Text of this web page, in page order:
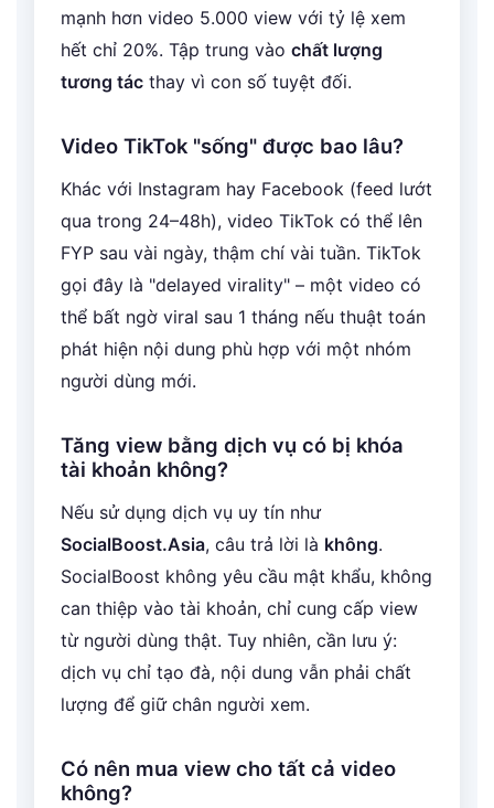
mạnh hơn video 5.000 view với tỷ lệ xem
hết chỉ 20%. Tập trung vào chất lượng
tương tác thay vì con số tuyệt đối.
Video TikTok "sống" được bao lâu?
Khác với Instagram hay Facebook (feed lướt
qua trong 24–48h), video TikTok có thể lên
FYP sau vài ngày, thậm chí vài tuần. TikTok
gọi đây là "delayed virality" – một video có
thể bất ngờ viral sau 1 tháng nếu thuật toán
phát hiện nội dung phù hợp với một nhóm
người dùng mới.
Tăng view bằng dịch vụ có bị khóa
tài khoản không?
Nếu sử dụng dịch vụ uy tín như
SocialBoost.Asia, câu trả lời là không.
SocialBoost không yêu cầu mật khẩu, không
can thiệp vào tài khoản, chỉ cung cấp view
từ người dùng thật. Tuy nhiên, cần lưu ý:
dịch vụ chỉ tạo đà, nội dung vẫn phải chất
lượng để giữ chân người xem.
Có nên mua view cho tất cả video
không?